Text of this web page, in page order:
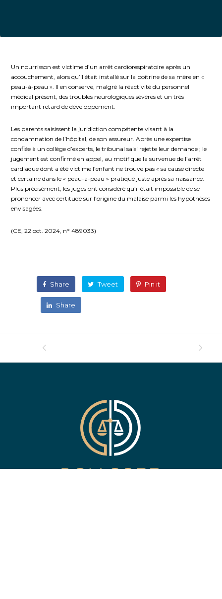
Un nourrisson est victime d’un arrêt cardiorespiratoire après un
accouchement, alors qu’il était installé sur la poitrine de sa mère en «
peau-à-peau ». Il en conserve, malgré la réactivité du personnel
médical présent, des troubles neurologiques sévères et un très
important retard de développement.
Les parents saisissent la juridiction compétente visant à la
condamnation de l’hôpital, de son assureur. Après une expertise
confiée à un collège d’experts, le tribunal saisi rejette leur demande ; le
jugement est confirmé en appel, au motif que la survenue de l’arrêt
cardiaque dont a été victime l’enfant ne trouve pas « sa cause directe
et certaine dans le « peau-à-peau » pratiqué juste après sa naissance.
Plus précisément, les juges ont considéré qu’il était impossible de se
prononcer avec certitude sur l’origine du malaise parmi les hypothèses
envisagées.
(CE, 22 oct. 2024, n° 489033)
Share Tweet Pin it
Share